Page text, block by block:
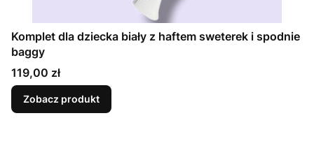
Komplet dla dziecka biały z haftem sweterek i spodnie
baggy
Cena
119,00 zł
Zobacz produkt